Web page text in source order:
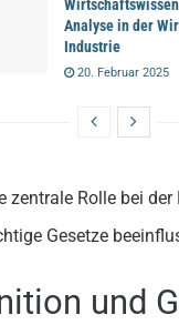
Analyse in der
Industrie
20. Februar 2025
zentrale Rolle bei der
Gesetze
und